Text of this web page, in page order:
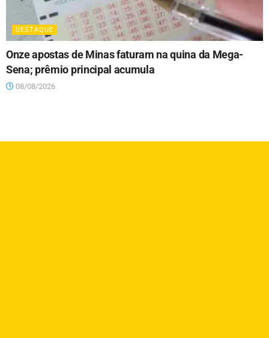
DESTAQUE
Onze apostas de Minas faturam na quina da Mega-
Sena; prêmio principal acumula
08/08/2026